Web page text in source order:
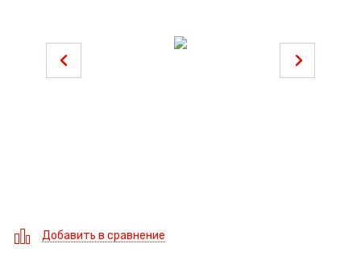
Добавить в сравнение